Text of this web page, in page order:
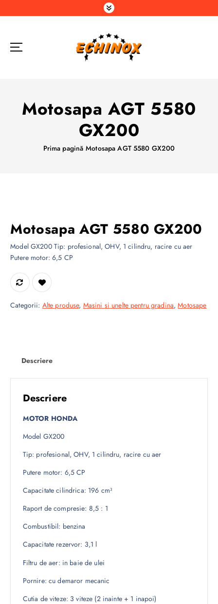
a
Motosapa AGT 5580
GX200
Prima pagină Motosapa AGT 5580 GX200
Motosapa AGT 5580 GX200
Model GX200 Tip: profesional, OHV, 1 cilindru, racire cu aer
Putere motor: 6,5 CP
Categorii: Alte produse, Masini si unelte pentru gradina,Motosape
Descriere
Descriere
MOTOR HONDA
Model GX200
Tip: profesional, OHV, 1 cilindru, racire cu aer
Putere motor: 6,5 CP
Capacitate cilindrica: 196 cm³
Raport de compresie: 8,5 : 1
Combustibil: benzina
Capacitate rezervor: 3,1 l
Filtru de aer: in baie de ulei
Pornire: cu demaror mecanic
Cutia de viteze: 3 viteze (2 inainte + 1 inapoi)